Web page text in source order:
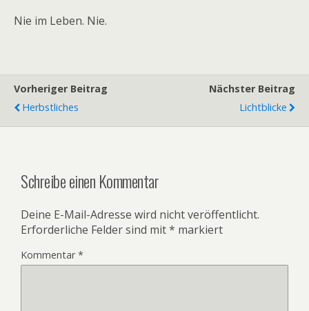
Nie im Leben. Nie.
Vorheriger Beitrag
Herbstliches
Nächster Beitrag
Lichtblicke
Schreibe einen Kommentar
Deine E-Mail-Adresse wird nicht veröffentlicht.
Erforderliche Felder sind mit* markiert
Kommentar*